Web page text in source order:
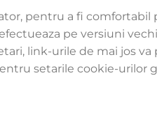
pentru a fi
pe versiuni
link-urile de mai jos
setarile cookie-urilor